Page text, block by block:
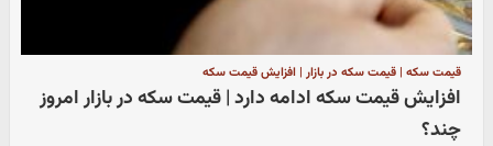
قیمت سکه | قیمت سکه در بازار | افزایش قیمت سکه
افزایش قیمت سکه ادامه دارد | قیمت سکه در بازار امروز
چند؟